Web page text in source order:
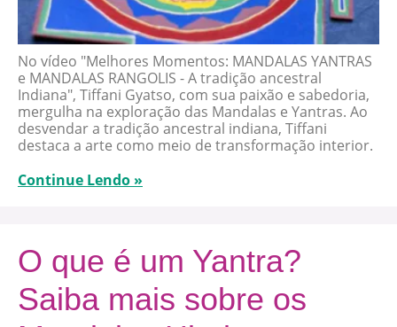
No vídeo "Melhores Momentos: MANDALAS YANTRAS
e MANDALAS RANGOLIS - A tradição ancestral
Indiana", Tiffani Gyatso, com sua paixão e sabedoria,
mergulha na exploração das Mandalas e Yantras. Ao
desvendar a tradição ancestral indiana, Tiffani
destaca a arte como meio de transformação interior.
Continue Lendo »
O que é um Yantra?
Saiba mais sobre os